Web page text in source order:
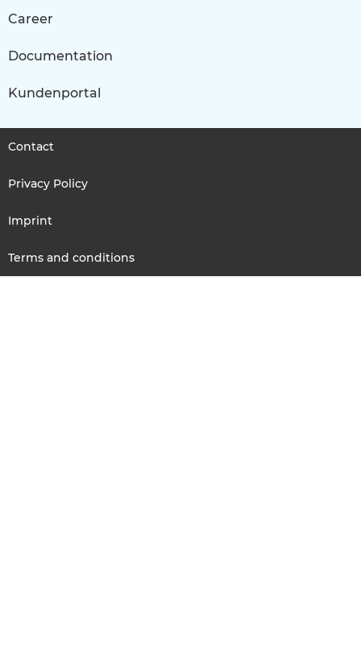
Career
Documentation
Kundenportal
Contact
Privacy Policy
Imprint
Terms and conditions